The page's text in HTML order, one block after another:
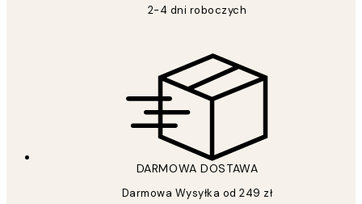
2-4 dni roboczych
DARMOWA DOSTAWA
Darmowa Wysyłka od 249 zł